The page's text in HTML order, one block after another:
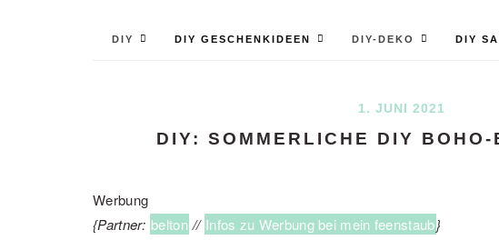
DIY DIY GESCHENKIDEEN DIY-DEKO DIY
1. JUNI 2021
DIY: SOMMERLICHE DIY BOHO-
Werbung
{Partner: belton// Infos zu Werbung bei mein feenstaub}